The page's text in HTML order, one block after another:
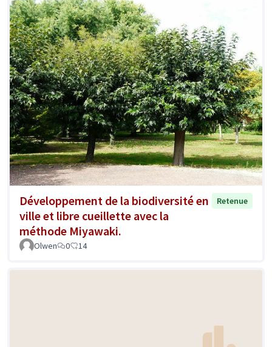
Développement de la biodiversité en
ville et libre cueillette avec la
méthode Miyawaki.
Retenue
Olwen 0 14